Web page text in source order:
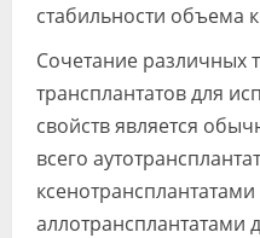
стабильности объема
Сочетание различных
трансплантатов для
свойств является
всего
аллотрансплантатами